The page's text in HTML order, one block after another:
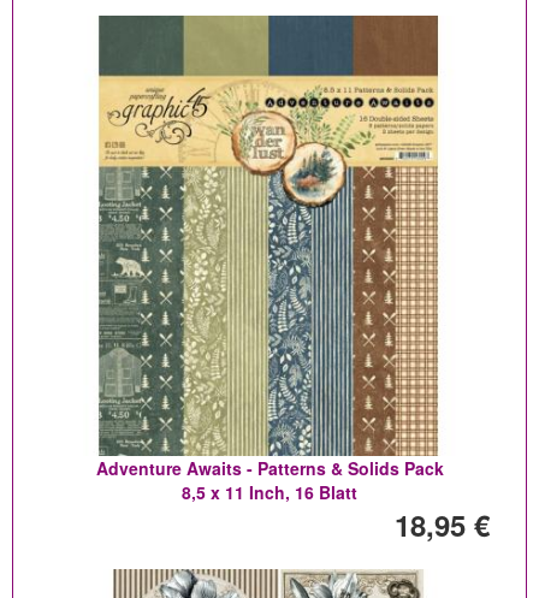
Adventure Awaits - Patterns & Solids Pack
8,5 x 11 Inch, 16 Blatt
18,95 €